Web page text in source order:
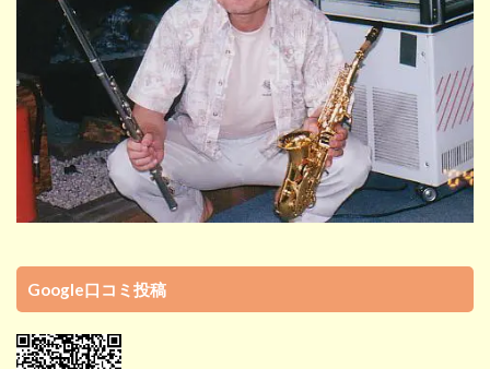
Google口コミ投稿